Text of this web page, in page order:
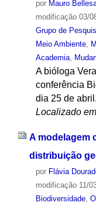
por Mauro
modificação03/
Grupo de
Meio Ambiente,
Academia,
A bióloga
conferência
dia 25 de abril.
Localizado em
A modelagem
distribuição
por Flávia
modificação11/
Biodiversidade,